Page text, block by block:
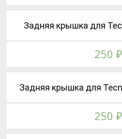
Задняя крышка для
250 ₽
Задняя крышка для
250 ₽